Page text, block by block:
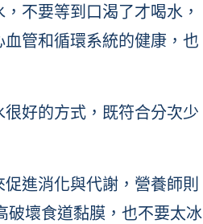
不要等到口渴了才喝水，
管和循環系統的健康，也
好的方式，既符合分次少
進消化與代謝，營養師則
壞食道黏膜，也不要太冰